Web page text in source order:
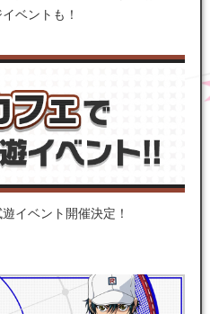
ベントも！
イベント開催決定！